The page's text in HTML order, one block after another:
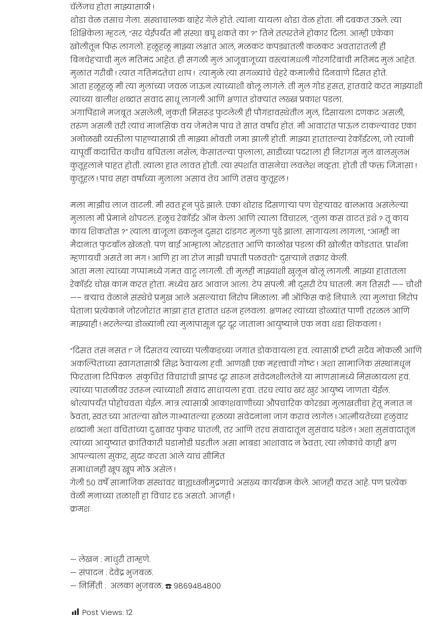
चॅलेंजच होता माझ्यासाठी !
थोडा वेळ तसाच गेला. संस्थाचालक बाहेर गेले होते. त्यांना यायला थोडा वेळ होता. मी दबकत उठले. त्या
शिक्षिकेला म्हटलं, “सर येईपर्यंत मी संस्था बघू शकते का ?” तिने तत्परतेने होकार दिला. आम्ही एकेका
खोलीतून फिरू लागलो. हळूहळू माझ्या लक्षात आलं, मळकट कपड्यातली कळकट अवतारातली ही
बिनचेहऱ्याची मुलं मतिमंद आहेत. ही सगळी मुलं आजूबाजूच्या वस्त्यांमधली गोरगरिबांची मतिमंद मुलं आहेत.
मुळांत गरीबी ! त्यात गतिमंदतेचा शाप ! त्यामुळे त्या सगळ्यांचे चेहरे कमालीचे दिनवाणे दिसत होते.
आता हळूहळू मी त्या मुलांच्या जवळ जाऊन त्यांच्याशी बोलू लागले. ती मुलं गोड हसत, हातवारे करत माझ्याशी
त्यांच्या बालीश शब्दांत संवाद साधू लागली आणि क्षणांत डोक्यांत लख्ख प्रकाश पडला.
अंगापिंडाने मजबूत असलेली, नुकती मिसरूड फुटलेली ही पौगंडावस्थेतील मुलं, दिसायला दणकट असली,
तरुण असली तरी त्यांचं मानसिक वय जेमतेम पाच ते सात वर्षांच होतं. मी आवारांत पाऊल टाकल्यावर एका
अनोळखी व्यक्तीला पाहण्यासाठी ती माझ्या भोवती जमा झाली होती. माझ्या हातांतल्या रेकॉर्डरला, जो त्यांनी
यापूर्वी कदाचित कधीच बघितला नसेल, केसांतल्या फुलाला, साडीच्या पदराला ही निरागस मुलं बालसुलभ
कुतूहलाने पाहत होती. त्याला हात लावत होती. त्या स्पर्शात वासनेचा लवलेश नव्हता. होती ती फक्त जिज्ञासा !
कुतूहल ! पाच सहा वर्षाच्या मुलाला असावं तेच आणि तसंच कुतूहल !
मला माझीच लाज वाटली. मी स्वतःहून पुढे झाले. एका थोराड दिसणाऱ्या पण चेहऱ्यावर बालभाव असलेल्या
मुलाला मी प्रेमाने थोपटलं. हळूच रेकॉर्डर ऑन केला आणि त्याला विचारलं, “तुला कसं वाटतं इथे ? तू काय
काय शिकतोस ?” त्याला बाजूला ढकलून दुसरा दांडगट मुलगा पुढे झाला. सांगायला लागला, “आम्ही ना
मैदानात फुटबॉल खेळतो. पण बाई आम्हाला ओरडतात आणि काळोख पडला की खोलीत कोंडतात. प्रार्थना
म्हणायची असते ना मग ! आणि हा ना रोज माझी चपाती पळवतो” दुसऱ्याने तक्रार केली.
आता मला त्यांच्या गप्पांमध्ये गंमत वाटू लागली. ती मुलंही माझ्याशी खुलून बोलू लागली. माझ्या हातातला
रेकॉर्डर चोख काम करत होता. मध्येच खट आवाज आला. टेप संपली. मी दुसरी टेप घातली. मग तिसरी —– चौथी
—– बऱ्याच वेळाने संस्थेचे प्रमुख आले असल्याचा निरोप मिळाला. मी ऑफिस कडे निघाले. त्या मुलांचा निरोप
घेताना प्रत्येकाने जोरजोरांत माझा हात हातात धरून हलवला. क्षणभर त्यांच्या डोळ्यांत पाणी तरळलं आणि
माझ्याही ! भरलेल्या डोळ्यांनी त्या मुलांपासून दूर दूर जाताना आयुष्याने एक नवा धडा शिकवला !
“दिसत तसं नसत !” जे दिसतय त्याच्या पलीकडच्या जगांत डोकवायला हवं. त्यासाठी दृष्टी सदैव मोकळी आणि
अकल्पिताच्या स्वागतासाठी सिद्ध ठेवायला हवी. आणखी एक महत्त्वाची गोष्ट ! अशा सामाजिक संस्थांमधून
फिरताना टिपिकल संकुचित विचारांची झापडं दूर सारून संवेदनशीलतेने या माणसांमध्ये मिसळायला हवं.
त्यांच्या पातळीवर उतरून त्यांच्याशी संवाद साधायला हवा. तरच त्यांचं खरं खुरं आयुष्य जाणता येईल.
श्रोत्यांपर्यंत पोहोचवता येईल. मात्र त्यासाठी आकाशवाणीच्या औपचारिक कोरड्या मुलाखतीचा हेतू मनात न
ठेवता, स्वतःच्या आंतल्या खोल गाभ्यातल्या हळव्या संवेदनांना जागं करावं लागेल ! आत्मीयतेच्या हळुवार
शब्दांनी अशा वंचितांच्या दुःखावर फुंकर घातली, तर आणि तरच संवादातून सुसंवाद घडेल ! अशा सुसंवादातून
त्यांच्या आयुष्यात क्रांतिकारी घडामोडी घडतील असा भाबडा आशावाद न ठेवता, त्या लोकांचे काही क्षण
आपल्याला सुकर, सुंदर करता आले याचं सीमित
समाधानही खूप खूप मोठं असेल !
गेली ५० वर्षे सामाजिक संस्थांवर बाह्यध्वनीमुद्रणाचे असंख्य कार्यक्रम केले. आजही करत आहे. पण प्रत्येक
वेळी मनाच्या तळाशी हा विचार दृढ असतो. आजही !
क्रमशः
— लेखन : माधुरी ताम्हणे.
— संपादन : देवेंद्र भुजबळ.
— निर्मिती : अलका भुजबळ. ☎️ 9869484800
Post Views: 12